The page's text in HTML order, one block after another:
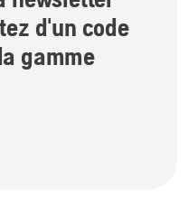
d'un code
gamme